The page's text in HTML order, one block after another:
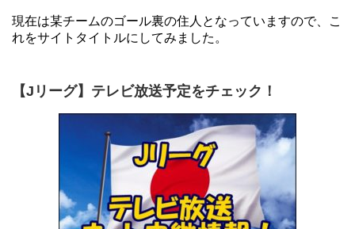
現在は某チームのゴール裏の住人となっていますので、こ
れをサイトタイトルにしてみました。
【Jリーグ】テレビ放送予定をチェック！